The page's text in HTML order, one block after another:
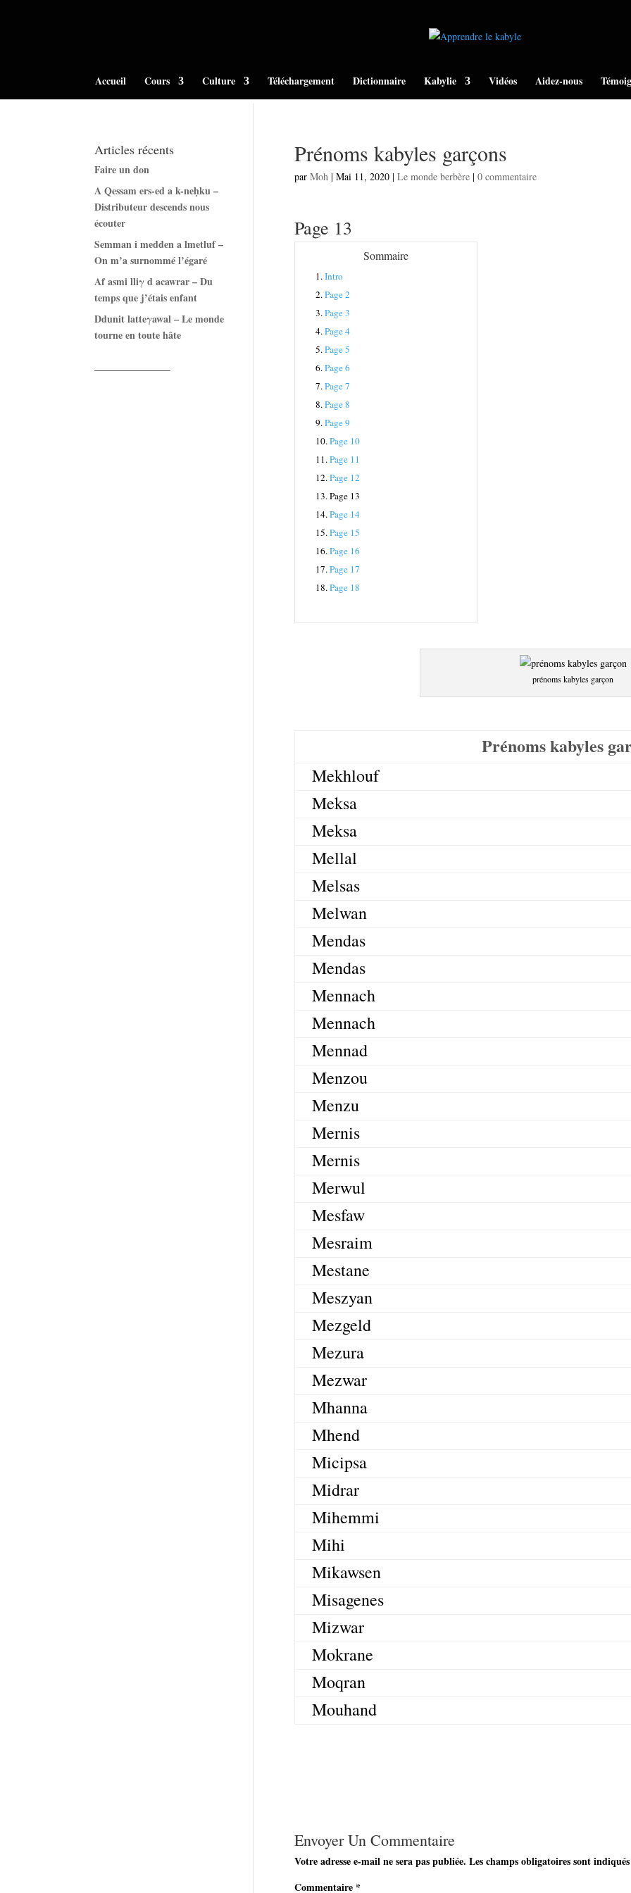
Accueil Cours Culture Téléchargement Dictionnaire Kabylie Vidéos Aidez-nous
Prénoms kabyles garçons
par Moh| Mai 11, 2020| Le monde berbère| 0 commentaire
Page 13
Sommaire
1.Intro
2.Page 2
3.Page 3
4.Page 4
5.Page 5
6.Page 6
7.Page 7
8.Page 8
9.Page 9
10.Page 10
11.Page 11
12.Page 12
13.Page 13
14.Page 14
15.Page 15
16.Page 16
17.Page 17
18.Page 18
prénoms kabyles garçon
Prénoms kabyles
Mekhlouf
Meksa
Meksa
Mellal
Melsas
Melwan
Mendas
Mendas
Mennach
Mennach
Mennad
Menzou
Menzu
Mernis
Mernis
Merwul
Mesfaw
Mesraim
Mestane
Meszyan
Mezgeld
Mezura
Mezwar
Mhanna
Mhend
Micipsa
Midrar
Mihemmi
Mihi
Mikawsen
Misagenes
Mizwar
Mokrane
Moqran
Mouhand
Envoyer Un Commentaire
Votre adresse e-mail ne sera pas publiée. Les champs obligatoires sont indiqués
Commentaire *
Articles récents
Faire un don
A Qessam ers-ed a k-neḥku –
Distributeur descends nous
écouter
Semman i medden a lmetluf –
On m’a surnommé l’égaré
Af asmi lliγ d acawrar – Du
temps que j’étais enfant
Ddunit latteγawal – Le monde
tourne en toute hâte
——————